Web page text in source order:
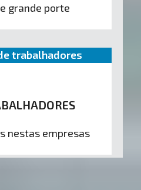
grande porte
trabalhadores
nestas empresas